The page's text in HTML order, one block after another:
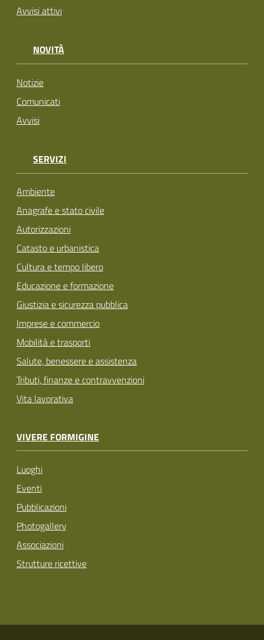
Avvisi attivi
NOVITÀ
Notizie
Comunicati
Avvisi
SERVIZI
Ambiente
Anagrafe e stato civile
Autorizzazioni
Catasto e urbanistica
Cultura e tempo libero
Educazione e formazione
Giustizia e sicurezza pubblica
Imprese e commercio
Mobilità e trasporti
Salute, benessere e assistenza
Tributi, finanze e contravvenzioni
Vita lavorativa
VIVERE FORMIGINE
Luoghi
Eventi
Pubblicazioni
Photogallery
Associazioni
Strutture ricettive